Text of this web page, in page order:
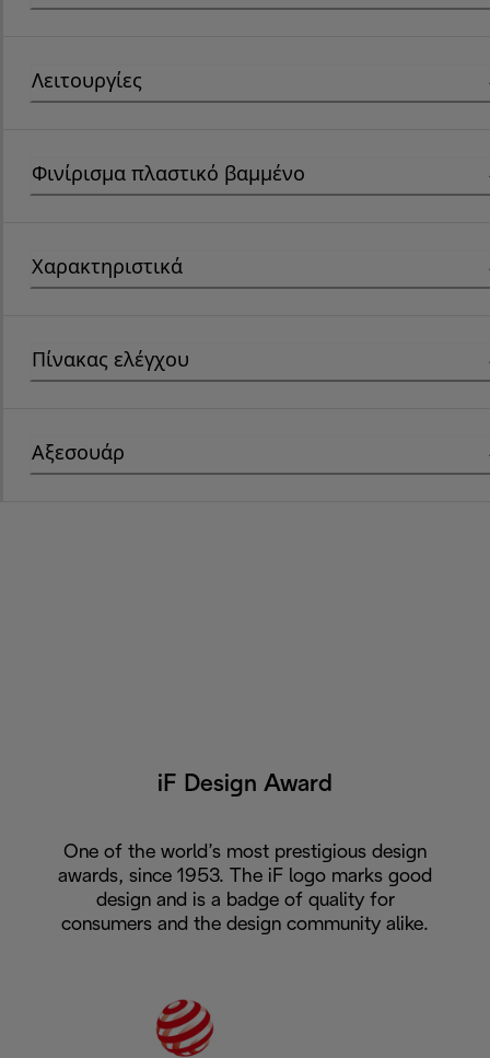
Λειτουργίες
Φινίρισμα πλαστικό βαμμένο
Χαρακτηριστικά
Πίνακας ελέγχου
Αξεσουάρ
iF Design Award
One of the world’s most prestigious design
awards, since 1953. The iF logo marks good
design and is a badge of quality for
consumers and the design community alike.